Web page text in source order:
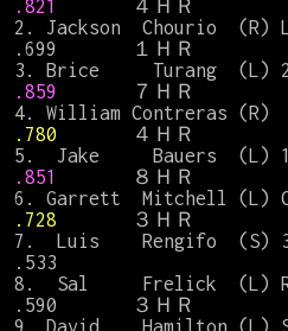
.821
４ＨＲ
2. Jackson  Chourio  (R)
.699       １ＨＲ
3. Brice     Turang  (L)
.859
７ＨＲ
4. William Contreras (R)
.780
４ＨＲ
5.  Jake     Bauers  (L)
.851
８ＨＲ
6. Garrett  Mitchell (L)
.728
     ３ＨＲ
7.  Luis    Rengifo  (S)
.533
8.  Sal     Frelick  (L)
.590       ３ＨＲ
9. David    Hamilton (L)